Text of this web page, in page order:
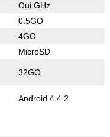
Oui GHz
0.5GO
4GO
MicroSD
32GO
Android 4.4.2